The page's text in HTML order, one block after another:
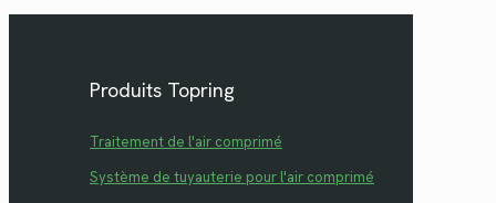
Produits Topring
Traitement de l'air comprimé
Système de tuyauterie pour l'air comprimé